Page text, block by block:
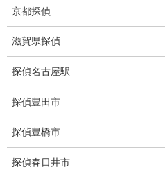
痴漢防止対策調査
下着窃盗犯防止対策調査
猫犬の捜索
京都探偵
滋賀県探偵
探偵名古屋駅
探偵豊田市
探偵豊橋市
探偵春日井市